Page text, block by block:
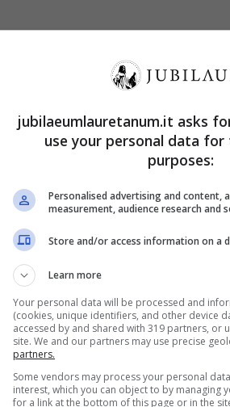
legati al mondo dei cartoon,
ha di recente avuto modo
dalla kermesse, parlando
sulla sua
recente edizione di Lucca
ripercorrere la sua carriera,
anni sono stata soltanto una
famosa, è stato bello, ma
jubilaeumlauretanum.it asks
use your personal data
purposes:
Personalised advertising and content,
measurement, audience research and
Store and/or access information on a
Learn more
Your personal data will be processed and
(cookies, unique identifiers, and other device
accessed by and shared with 319 partners, or
site. We and our partners may use precise
partners.
Some vendors may process your personal
interest, which you can object to by managing
for a link at the bottom of this page or in the